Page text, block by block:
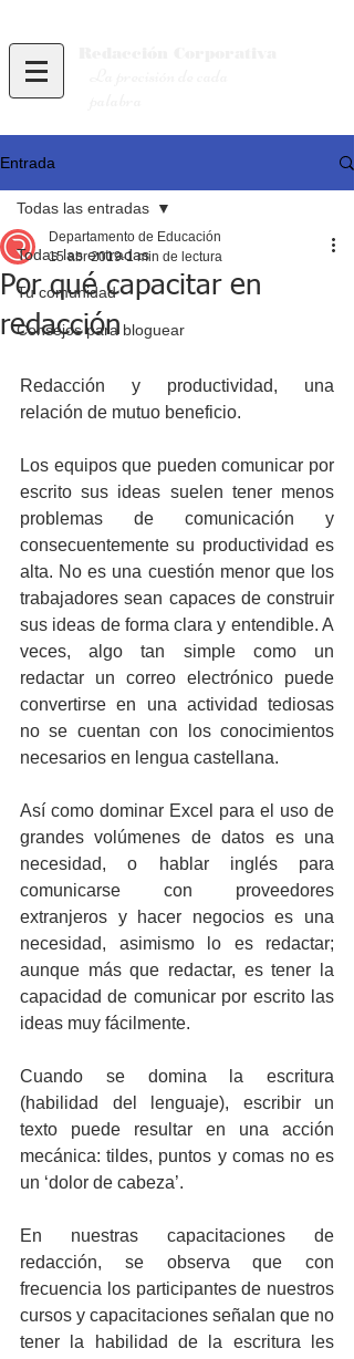
Entrada
Todas las entradas
Tu comunidad
Consejos para bloguear
Todas las entradas
Por qué capacitar en
redacción
Departamento de Educación
15 abr 2019 1 min de lectura
Redacción y productividad, una
relación de mutuo beneficio.
Los equipos que pueden comunicar por
escrito sus ideas suelen tener menos
problemas de comunicación y
consecuentemente su productividad es
alta. No es una cuestión menor que los
trabajadores sean capaces de construir
sus ideas de forma clara y entendible. A
veces, algo tan simple como un
redactar un correo electrónico puede
convertirse en una actividad tediosas
no se cuentan con los conocimientos
necesarios en lengua castellana.
Así como dominar Excel para el uso de
grandes volúmenes de datos es una
necesidad, o hablar inglés para
comunicarse con proveedores
extranjeros y hacer negocios es una
necesidad, asimismo lo es redactar;
aunque más que redactar, es tener la
capacidad de comunicar por escrito las
ideas muy fácilmente.
Cuando se domina la escritura
(habilidad del lenguaje), escribir un
texto puede resultar en una acción
mecánica: tildes, puntos y comas no es
un ‘dolor de cabeza’.
En nuestras capacitaciones de
redacción, se observa que con
frecuencia los participantes de nuestros
cursos y capacitaciones señalan que no
tener la habilidad de la escritura les